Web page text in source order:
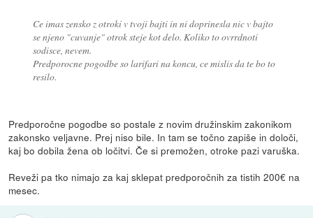
Ce imas zensko z otroki v tvoji bajti in ni doprinesla nic v bajto
se njeno "cuvanje" otrok steje kot delo. Koliko to ovrrdnoti
sodisce, nevem.
Predporocne pogodbe so larifari na koncu, ce mislis da te bo to
resilo.
Predporočne pogodbe so postale z novim družinskim zakonikom
zakonsko veljavne. Prej niso bile. In tam se točno zapiše in določi,
kaj bo dobila žena ob ločitvi. Če si premožen, otroke pazi varuška.
Reveži pa tko nimajo za kaj sklepat predporočnih za tistih 200€ na
mesec.